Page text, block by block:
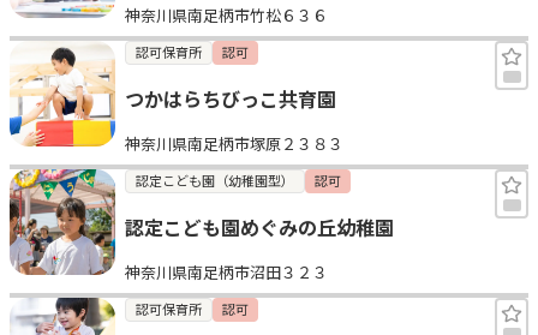
見学日記
メッセージ
おすすめの園
エンクルの特徴と活用方法
コラム
お知らせ
神奈川県南足柄市竹松６３６
認可保育所 認可
つかはらちびっこ共育園
神奈川県南足柄市塚原２３８３
認定こども園（幼稚園型） 認可
認定こども園めぐみの丘幼稚園
神奈川県南足柄市沼田３２３
認可保育所 認可